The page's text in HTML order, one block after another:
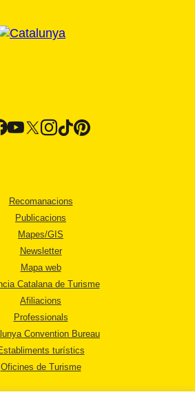
Recomanacions
Publicacions
Mapes/GIS
Newsletter
Mapa web
Catalana de Turisme
Afiliacions
Professionals
Convention Bureau
turístics
Oficines de Turisme